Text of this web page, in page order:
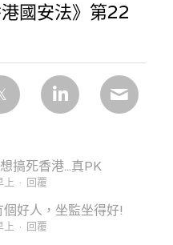
國安法》第22
搞死香港...真PK
上 · 回覆
好人，坐監坐得好!
上 · 回覆